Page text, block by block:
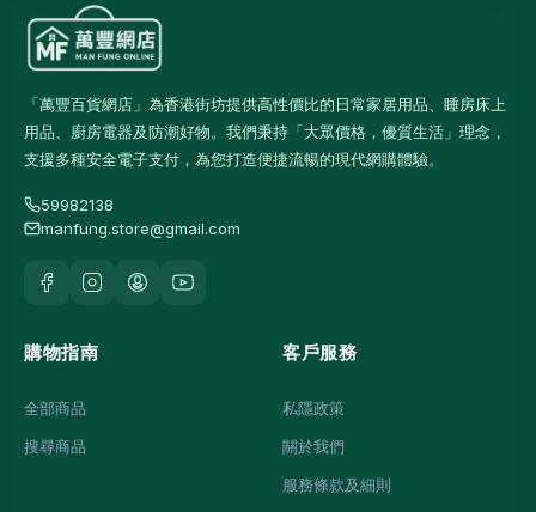
「萬豐百貨網店」為香港街坊提供高性價比的日常家居用品、睡房床上
用品、廚房電器及防潮好物。我們秉持「大眾價格，優質生活」理念，
支援多種安全電子支付，為您打造便捷流暢的現代網購體驗。
59982138
manfung.store@gmail.com
購物指南
全部商品
搜尋商品
客戶服務
私隱政策
關於我們
服務條款及細則